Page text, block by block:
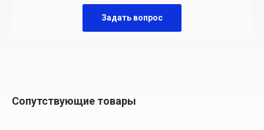
Задать вопрос
Сопутствующие товары